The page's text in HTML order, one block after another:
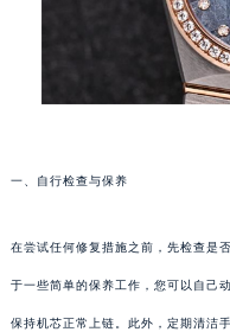
一、自行检查与保养
在尝试任何修复措施之前，先检查是
于一些简单的保养工作，您可以自己
保持机芯正常上链。此外，定期清洁